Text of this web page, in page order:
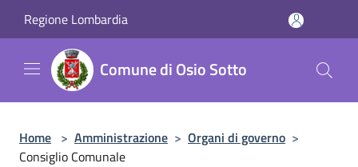
Regione Lombardia
Comune di Osio Sotto
Home > Amministrazione > Organi di governo >
Consiglio Comunale